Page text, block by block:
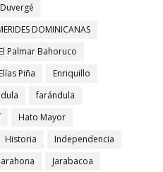
Duvergé
DOMINICANAS
El Palmar Bahoruco
Elías Piña
Enriquillo
farándula
Hato Mayor
Historia
Independencia
Jarabacoa